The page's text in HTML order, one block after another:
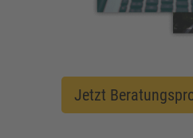
Jetzt